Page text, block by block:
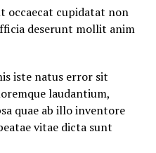
occaecat cupidatat non
deserunt mollit anim
iste natus error sit
laudantium,
quae ab illo inventore
vitae dicta sunt